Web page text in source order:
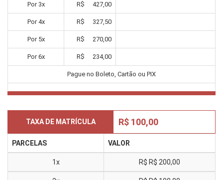
Por 3x R$ 427,00
Por4x R$ 327,50
Por 5x R$ 270,00
Por6x R$ 234,00
Pague no Boleto, Cartão ou PIX
TAXA DE MATRÍCULA R$ 100,00
PARCELAS VALOR
1x R$ R$ 200,00